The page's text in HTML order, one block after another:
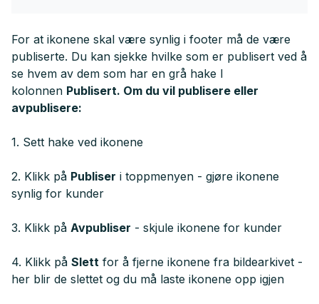
For at ikonene skal være synlig i footer må de være
publiserte. Du kan sjekke hvilke som er publisert ved å
se hvem av dem som har en grå hake I
kolonnen Publisert. Om du vil publisere eller
avpublisere:
1. Sett hake ved ikonene
2. Klikk på Publiser i toppmenyen - gjøre ikonene
synlig for kunder
3. Klikk på Avpubliser - skjule ikonene for kunder
4. Klikk på Slett for å fjerne ikonene fra bildearkivet -
her blir de slettet og du må laste ikonene opp igjen